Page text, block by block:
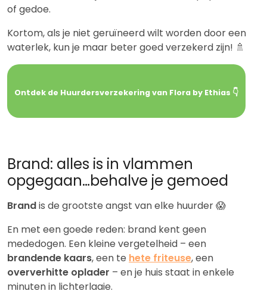
of gedoe.
Kortom, als je niet geruïneerd wilt worden door een
waterlek, kun je maar beter goed verzekerd zijn! 🚿
Ontdek de Huurdersverzekering van Flora by Ethias 👇
Brand: alles is in vlammen
opgegaan…behalve je gemoed
Brandis de grootste angst van elke huurder 😱
En met een goede reden: brand kent geen
mededogen. Een kleine vergetelheid – een
brandende kaars, een te hete friteuse, een
oververhitte oplader – en je huis staat in enkele
minuten in lichterlaaie.